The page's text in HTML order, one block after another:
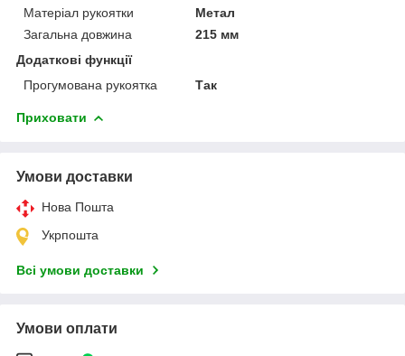
Матеріал рукоятки
Метал
Загальна довжина
215 мм
Додаткові функції
Прогумована рукоятка
Так
Приховати
Умови доставки
Нова Пошта
Укрпошта
Всі умови доставки
Умови оплати